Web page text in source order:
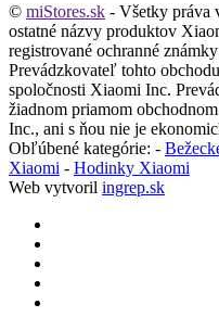
© miStores.sk - Všetky práva
ostatné názvy produktov
registrované ochranné
Prevádzkovateľ tohto
spoločnosti Xiaomi Inc.
žiadnom priamom
Inc., ani s ňou nie je
Obľúbené kategórie: -
Xiaomi - Hodinky Xiaomi
Web vytvoril ingrep.sk